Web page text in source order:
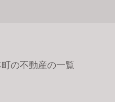
の不動産の一覧